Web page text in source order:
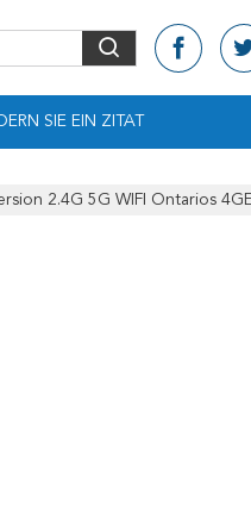
SIE EIN ZITAT
2.4G 5G WIFI Ontarios